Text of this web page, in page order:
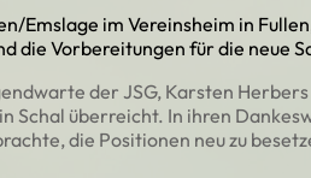
im Vereinsheim in
die Vorbereitungen für die neue
der JSG, Karsten
Schal überreicht. In ihren
die Positionen neu zu